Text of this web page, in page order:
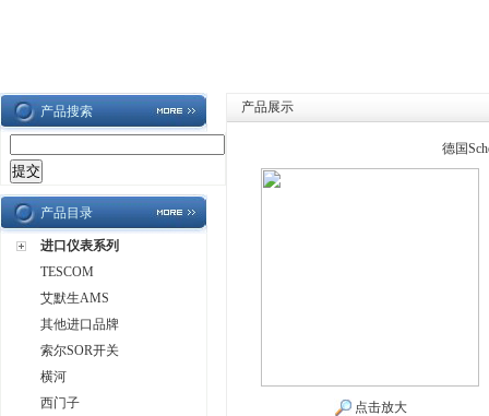
产品搜索
产品目录
进口仪表系列
TESCOM
艾默生AMS
其他进口品牌
索尔SOR开关
横河
西门子
产品展示
德国
点击放大